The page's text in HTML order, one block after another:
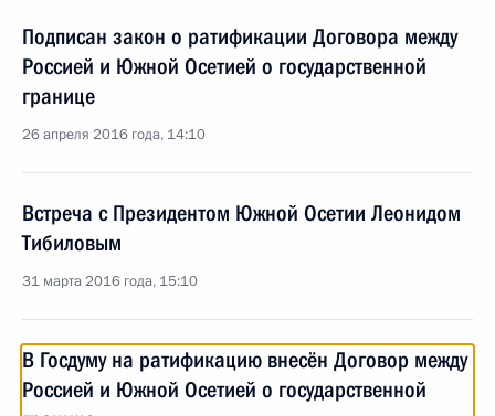
Подписан закон о ратификации Договора между
Россией и Южной Осетией о государственной
границе
26 апреля 2016 года, 14:10
Встреча с Президентом Южной Осетии Леонидом
Тибиловым
31 марта 2016 года, 15:10
В Госдуму на ратификацию внесён Договор между
Россией и Южной Осетией о государственной